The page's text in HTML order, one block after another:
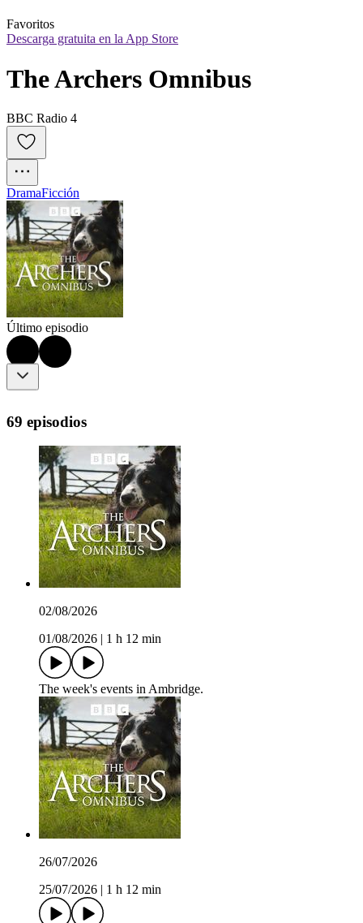
Favoritos
Descarga gratuita en la App Store
The Archers Omnibus
BBC Radio 4
DramaFicción
Último episodio
69 episodios
02/08/2026
01/08/2026
1 h 12 min
The week's events in Ambridge.
26/07/2026
25/07/2026
1 h 12 min